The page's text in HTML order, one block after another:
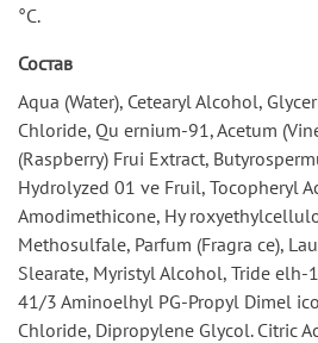
°C.
Состав
Aqua (Water), Cetearyl Alcohol,
Chloride, Qu ernium-91, Acetum
(Raspberry) Frui Extract,
Hydrolyzed 01 ve Fruil, Tocopheryl
Amodimethicone, Ну
Methosulfale, Parfum (Fragra се),
Slearate, Myristyl Alcohol, Tride elh-
41/3 Aminoelhyl PG-Propyl Dimel
Chloride, Dipropylene Glycol. Citric